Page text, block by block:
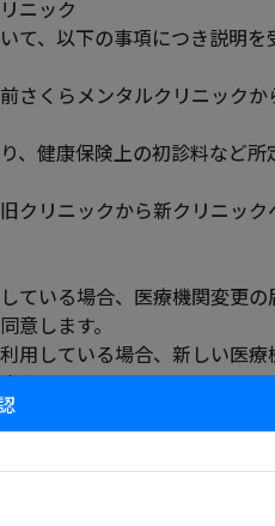
ニック
、以下の事項につき説明を
くらメンタルクリニックか
健康保険上の初診料など所
クリニックから新クリニッ
ている場合、医療機関変更
意します。
用している場合、新しい医
す。
事項について十分な説明を